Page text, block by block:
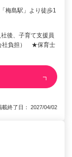
梅島駅」より徒歩1
後、子育て支援員
社負担） ★保育士
終了日： 2027/04/02